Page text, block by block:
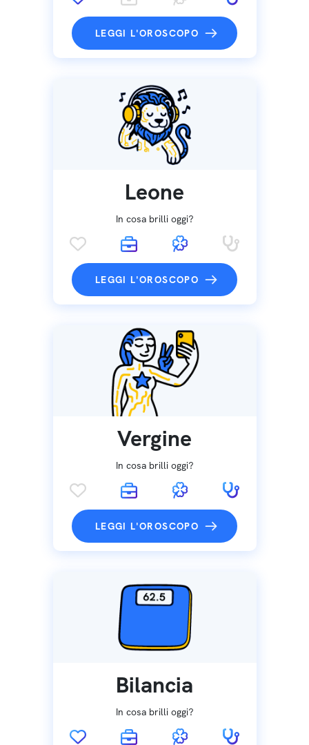
LEGGI L'OROSCOPO
Leone
In cosa brilli oggi?
LEGGI L'OROSCOPO
Vergine
In cosa brilli oggi?
LEGGI L'OROSCOPO
Bilancia
In cosa brilli oggi?